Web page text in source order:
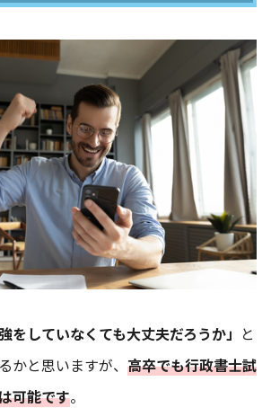
をしていなくても大丈夫だろうか」 と
かと思いますが、 高卒でも行政書士試
可能です。